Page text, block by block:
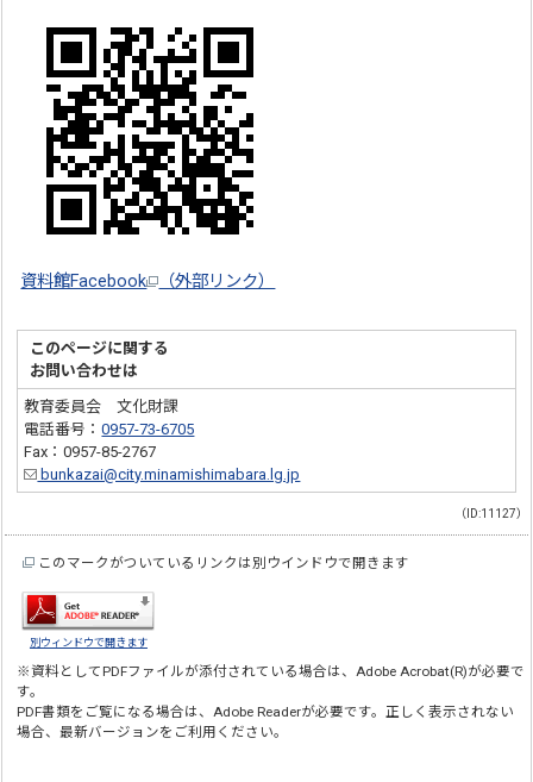
資料館Facebook （外部リンク）
このページに関する
お問い合わせは
教育委員会 文化財課
電話番号：0957-73-6705
Fax：0957-85-2767
bunkazai@city.minamishimabara.lg.jp
（ID:11127）
このマークがついているリンクは別ウインドウで開きます
別ウィンドウで開きます
※資料としてPDFファイルが添付されている場合は、Adobe Acrobat(R)が必要で
す。
PDF書類をご覧になる場合は、Adobe Readerが必要です。正しく表示されない
場合、最新バージョンをご利用ください。